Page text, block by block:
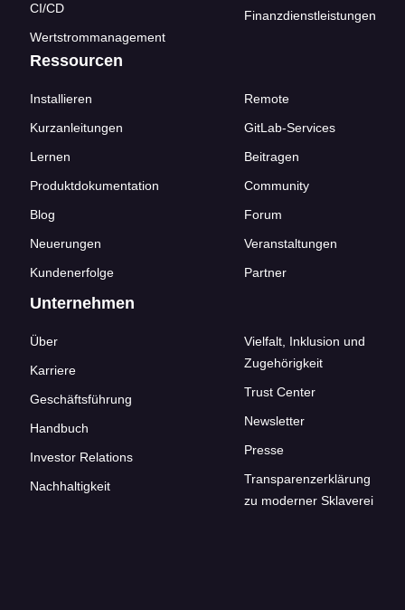
CI/CD
Wertstrommanagement
Finanzdienstleistungen
Ressourcen
Installieren
Kurzanleitungen
Lernen
Produktdokumentation
Blog
Neuerungen
Kundenerfolge
Remote
GitLab-Services
Beitragen
Community
Forum
Veranstaltungen
Partner
Unternehmen
Über
Karriere
Geschäftsführung
Handbuch
Investor Relations
Nachhaltigkeit
Vielfalt, Inklusion und
Zugehörigkeit
Trust Center
Newsletter
Presse
Transparenzerklärung
zu moderner Sklaverei